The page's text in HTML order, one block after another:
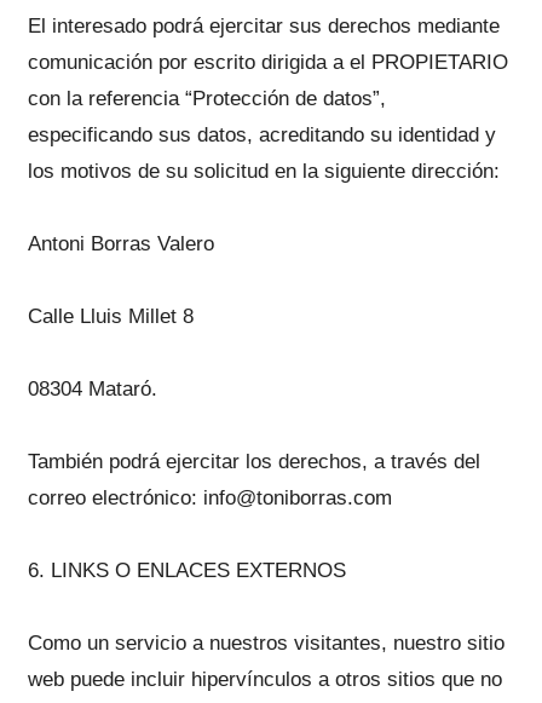
El interesado podrá ejercitar sus derechos mediante
comunicación por escrito dirigida a el PROPIETARIO
con la referencia “Protección de datos”,
especificando sus datos, acreditando su identidad y
los motivos de su solicitud en la siguiente dirección:
Antoni Borras Valero
Calle Lluis Millet 8
08304 Mataró.
También podrá ejercitar los derechos, a través del
correo electrónico: info@toniborras.com
6. LINKS O ENLACES EXTERNOS
Como un servicio a nuestros visitantes, nuestro sitio
web puede incluir hipervínculos a otros sitios que no